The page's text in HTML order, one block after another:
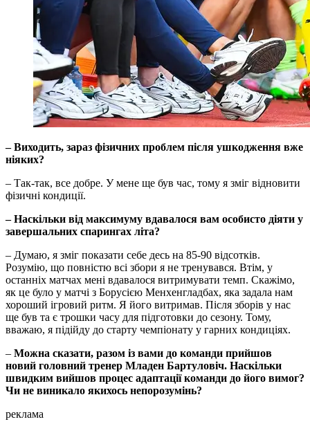
– Виходить, зараз фізичних проблем після ушкодження вже
ніяких?
– Так-так, все добре. У мене ще був час, тому я зміг відновити
фізичні кондиції.
– Наскільки від максимуму вдавалося вам особисто діяти у
завершальних спарингах літа?
– Думаю, я зміг показати себе десь на 85-90 відсотків.
Розумію, що повністю всі збори я не тренувався. Втім, у
останніх матчах мені вдавалося витримувати темп. Скажімо,
як це було у матчі з Борусією Менхенгладбах, яка задала нам
хороший ігровий ритм. Я його витримав. Після зборів у нас
ще був та є трошки часу для підготовки до сезону. Тому,
вважаю, я підійду до старту чемпіонату у гарних кондиціях.
– Можна сказати, разом із вами до команди прийшов
новий головний тренер Младен Бартуловіч. Наскільки
швидким вийшов процес адаптації команди до його вимог?
Чи не виникало якихось непорозумінь?
реклама